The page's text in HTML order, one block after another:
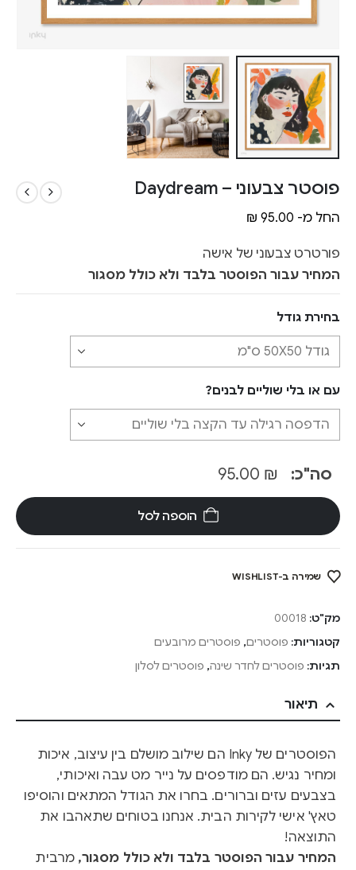
פוסטר צבעוני – Daydream
החל מ- ₪ 95.00
פורטרט צבעוני של אישה
המחיר עבור הפוסטר בלבד ולא כולל מסגור
בחירת גודל
עם או בלי שוליים לבנים?
סה"כ: ₪
הוספה לסל
שמירה ב-WISHLIST
מק"ט: 00018
קטגוריות: פוסטרים, פוסטרים מרובעים
תגיות: פוסטרים לחדר שינה, פוסטרים לסלון
תיאור
הפוסטרים של Inky הם שילוב מושלם בין עיצוב, איכות
ומחיר נגיש. הם מודפסים על נייר מט עבה ואיכותי,
בצבעים עזים וברורים. בחרו את הגודל המתאים והוסיפו
טאץ' אישי לקירות הבית. אנחנו בטוחים שתאהבו את
התוצאה!
המחיר עבור הפוסטר בלבד ולא כולל מסגור, מרבית